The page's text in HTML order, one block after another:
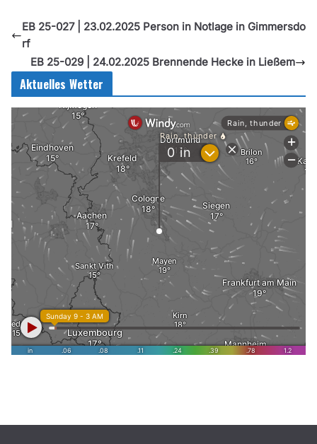
EB 25-027 | 23.02.2025 Person in Notlage in Gimmersdo
rf
EB 25-029 | 24.02.2025 Brennende Hecke in Ließem
Aktuelles Wetter